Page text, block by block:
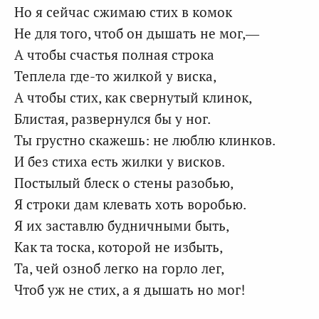
Но я сейчас сжимаю стих в комок
Не для того, чтоб он дышать не мог,—
А чтобы счастья полная строка
Теплела где-то жилкой у виска,
А чтобы стих, как свернутый клинок,
Блистая, развернулся бы у ног.
Ты грустно скажешь: не люблю клинков.
И без стиха есть жилки у висков.
Постылый блеск о стены разобью,
Я строки дам клевать хоть воробью.
Я их заставлю будничными быть,
Как та тоска, которой не избыть,
Та, чей озноб легко на горло лег,
Чтоб уж не стих, а я дышать но мог!